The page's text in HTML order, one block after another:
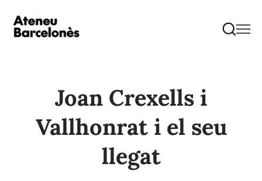
Joan Crexells i
Vallhonrat i el seu
llegat